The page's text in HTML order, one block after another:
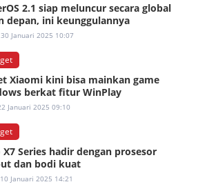
2.1 siap meluncur secara global
depan, ini keunggulannya
Januari 2025 10:07
Xiaomi kini bisa mainkan game
berkat fitur WinPlay
Januari 2025 09:10
X7 Series hadir dengan prosesor
dan bodi kuat
Januari 2025 14:21